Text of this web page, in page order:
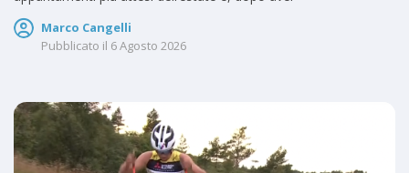
Marco Cangelli
Pubblicato il 6 Agosto 2026